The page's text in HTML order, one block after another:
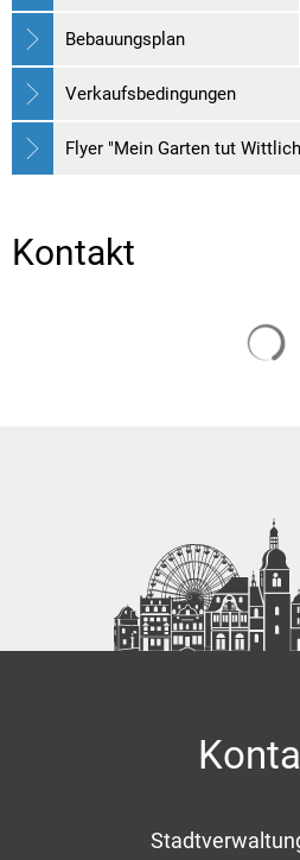
Bebauungsplan
Verkaufsbedingungen
Flyer "Mein Garten tut
Kontakt